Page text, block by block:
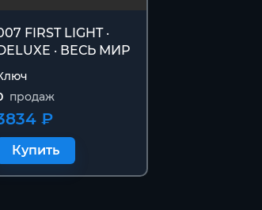
FIRST LIGHT ·
· ВЕСЬ МИР
продаж
₽
Купить